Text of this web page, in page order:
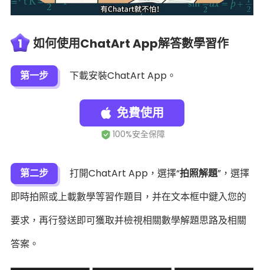
1 如何使用ChatArt App解答數學習作
第一步 下載安裝ChatArt App。
免費使用
第二步 打開ChatArt App，選擇“拍照解題”，選擇
即時拍照或上載數學等習作題目，并在文本框中鍵入您的
要求，再行發送即可獲取并檢視相關數學解題思路及相關
答案。